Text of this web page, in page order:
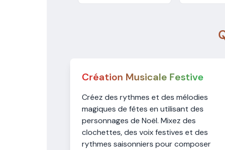
Création Musicale Festive
Créez des rythmes et des mélodies
magiques de fêtes en utilisant des
personnages de Noël. Mixez des
clochettes, des voix festives et des
rythmes saisonniers pour composer